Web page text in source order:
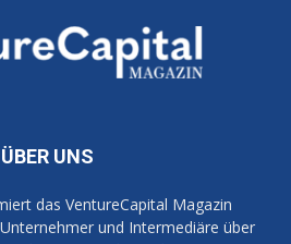
ÜBER UNS
das VentureCapital Magazin
und Intermediäre über